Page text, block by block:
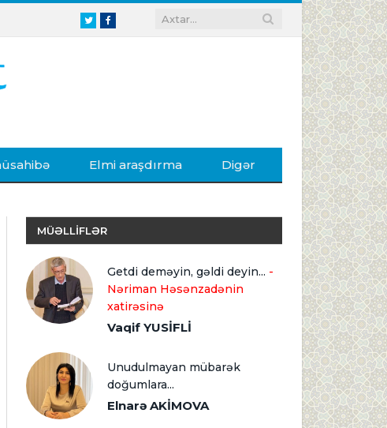
TwitterFacebook
Elmi araşdırma Digər
MÜƏLLİFLƏR
Getdi deməyin, gəldi deyin... -
Nəriman Həsənzadənin
xatirəsinə
Vaqif YUSİFLİ
Unudulmayan mübarək
doğumlara...
Elnarə AKİMOVA